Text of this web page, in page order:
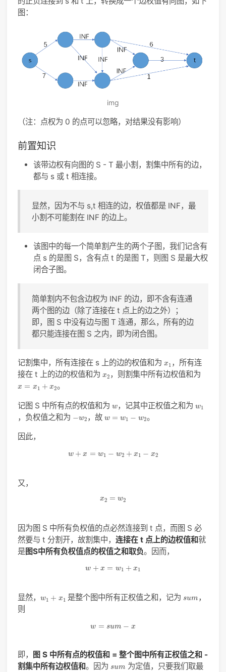
图：
img
（注：点权为 0 的点可以忽略，对结果没有影响）
前置知识
该带边权有向图的 S - T 最小割，割集中所有的边，
都与 s 或 t 相连接。
显然，因为不与 s,t 相连的边，权值都是 INF，最
小割不可能割在 INF 的边上。
该图中的每一个简单割产生的两个子图，我们记含有
点 s 的是图 S，含有点 t 的是图 T，则图 S 是最大权
闭合子图。
简单割内不包含边权为 INF 的边，即不含有连通
两个图的边（除了连接在 t 点上的边之外）；
即，图 S 中没有边与图 T 连通，那么，所有的边
都只能连接在图 S 之内，即为闭合图。
记割集中，所有连接在 s 上的边的权值和为 x1
x1 ，所有连
接在 t 上的边的权值和为 x2
x2，则割集中所有边权值和为
x = x1 + x2
x=x + 2 。
记图 S 中所有点的权值和为 w
w，记其中正权值之和为 w1
w1
，负权值之和为 −w2
w ，故 w = w1 − w2
w w1 2 。
因此，
w + x = w1 − w2 + x1 − x2
w + w w2 x 1−
又，
x2 = w2
x2 =w2
因为图 S 中所有负权值的点必然连接到 t 点，而图 S 必
然要与 t 分割开，故割集中， 连接在 t 点上的边权值和就
是图S中所有负权值点的权值之和取负。因而，
w + x = w1 + x1
w +x =w1 x 1
显然， w1 + x1
w + x1 是整个图中所有正权值之和，记为 sum
sum，
则
w = sum − x
w sum
即，
图 S 中所有点的权值和 = 整个图中所有正权值之和 -
割集中所有边权值和。因为 sum
sum 为定值，只要我们取最